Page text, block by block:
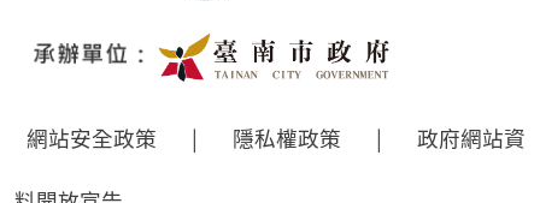
網站安全政策 | 隱私權政策 | 政府網站資